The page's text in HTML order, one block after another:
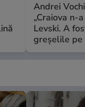
Andrei
„Craiova n-
Levski. A
greșelile pe